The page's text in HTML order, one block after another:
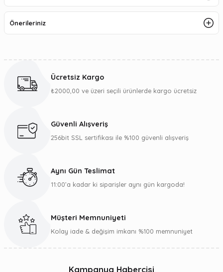
Önerileriniz
Ücretsiz Kargo
₺2000,00 ve üzeri seçili ürünlerde kargo ücretsiz
Güvenli Alışveriş
256bit SSL sertifikası ile %100 güvenli alışveriş
Aynı Gün Teslimat
11:00’a kadar ki siparişler aynı gün kargoda!
Müşteri Memnuniyeti
Kolay iade & değişim imkanı %100 memnuniyet
Kampanya Habercisi